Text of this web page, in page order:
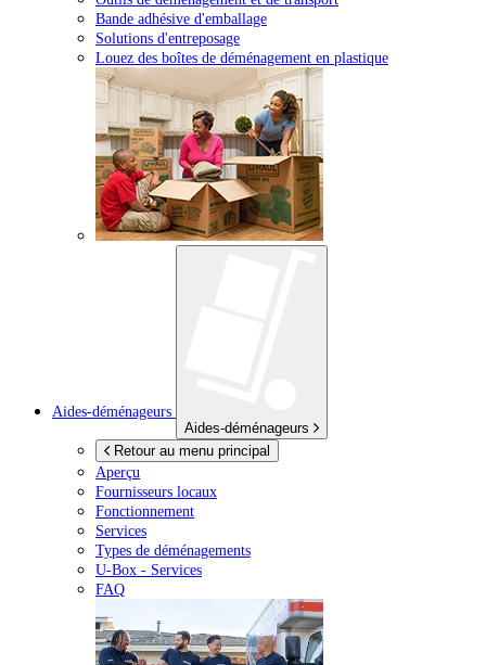
Bande adhésive d'emballage
Solutions d'entreposage
Louez des boîtes de déménagement en plastique
Aides-déménageurs
Aides-déménageurs
Retour au menu principal
Aperçu
Fournisseurs locaux
Fonctionnement
Services
Types de déménagements
U-Box - Services
FAQ